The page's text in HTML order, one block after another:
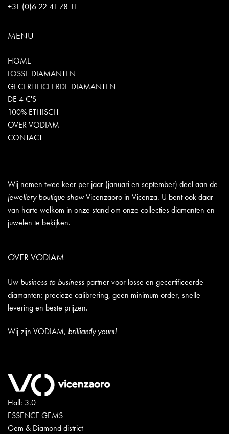
+31 (0)6 22 41 78 11
MENU
HOME
LOSSE DIAMANTEN
GECERTIFICEERDE DIAMANTEN
DE 4 C'S
100% ETHISCH
OVER VODIAM
CONTACT
Wij nemen twee keer per jaar (januari en september) deel aan de
jewellery boutique showVicenzaoro in Vicenza. U bent ook daar
van harte welkom in onze stand om onze collecties diamanten en
juwelen te bekijken.
OVER VODIAM
Uw business-to-business partner voor losse en gecertificeerde
diamanten: precieze calibrering, geen minimum order, snelle
levering en beste prijzen.
Wij zijn VODIAM, brilliantly yours!
Hall: 3.0
ESSENCE GEMS
Gem & Diamond district